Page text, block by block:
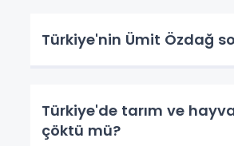
Türkiye'nin Ümit Özdağ
Türkiye'de tarım ve
çöktü mü?